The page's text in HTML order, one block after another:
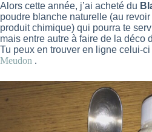
Alors cette année, j’ai acheté du
poudre blanche naturelle (au
produit chimique) qui pourra te
mais entre autre à faire de la déco
Tu peux en trouver en ligne celui-ci
Meudon .